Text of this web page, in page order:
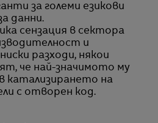
за големи езикови
данни.
сензация в сектора
и
разходи, някои
че най-значимото му
катализирането на
с отворен код.